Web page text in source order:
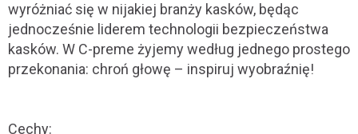
wyróżniać się w nijakiej branży kasków, będąc
jednocześnie liderem technologii bezpieczeństwa
kasków. W C-preme żyjemy według jednego prostego
przekonania: chroń głowę – inspiruj wyobraźnię!
Cechy: